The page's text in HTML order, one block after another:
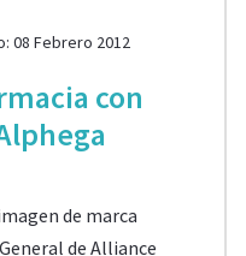
08 Febrero 2012
con
de marca
de Alliance